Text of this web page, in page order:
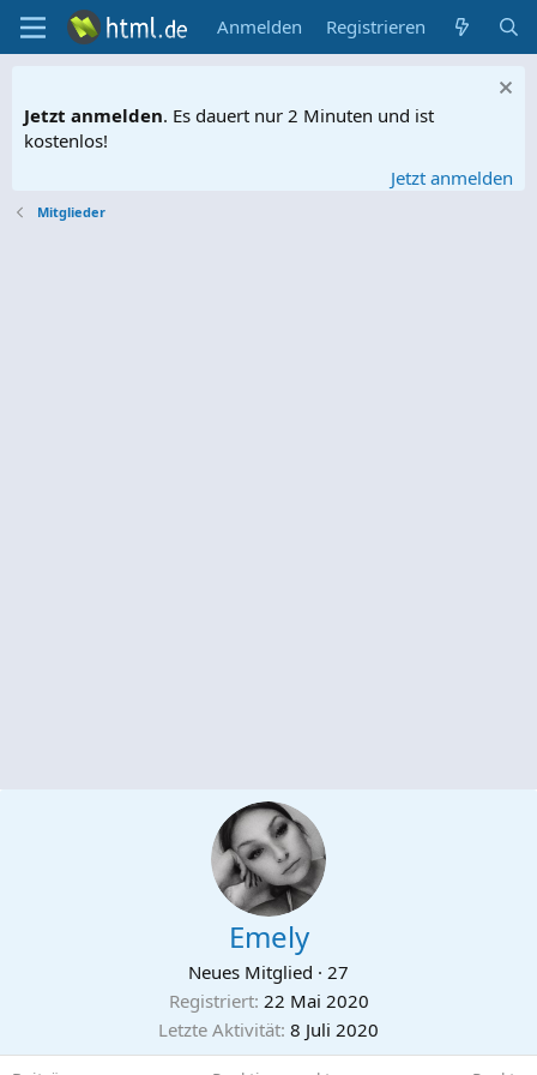
Anmelden Registrieren
Jetzt anmelden. Es dauert nur 2 Minuten und ist
kostenlos!
Jetzt anmelden
Mitglieder
Emely
Neues Mitglied · 27
Registriert 22 Mai 2020
Letzte Aktivität 8 Juli 2020